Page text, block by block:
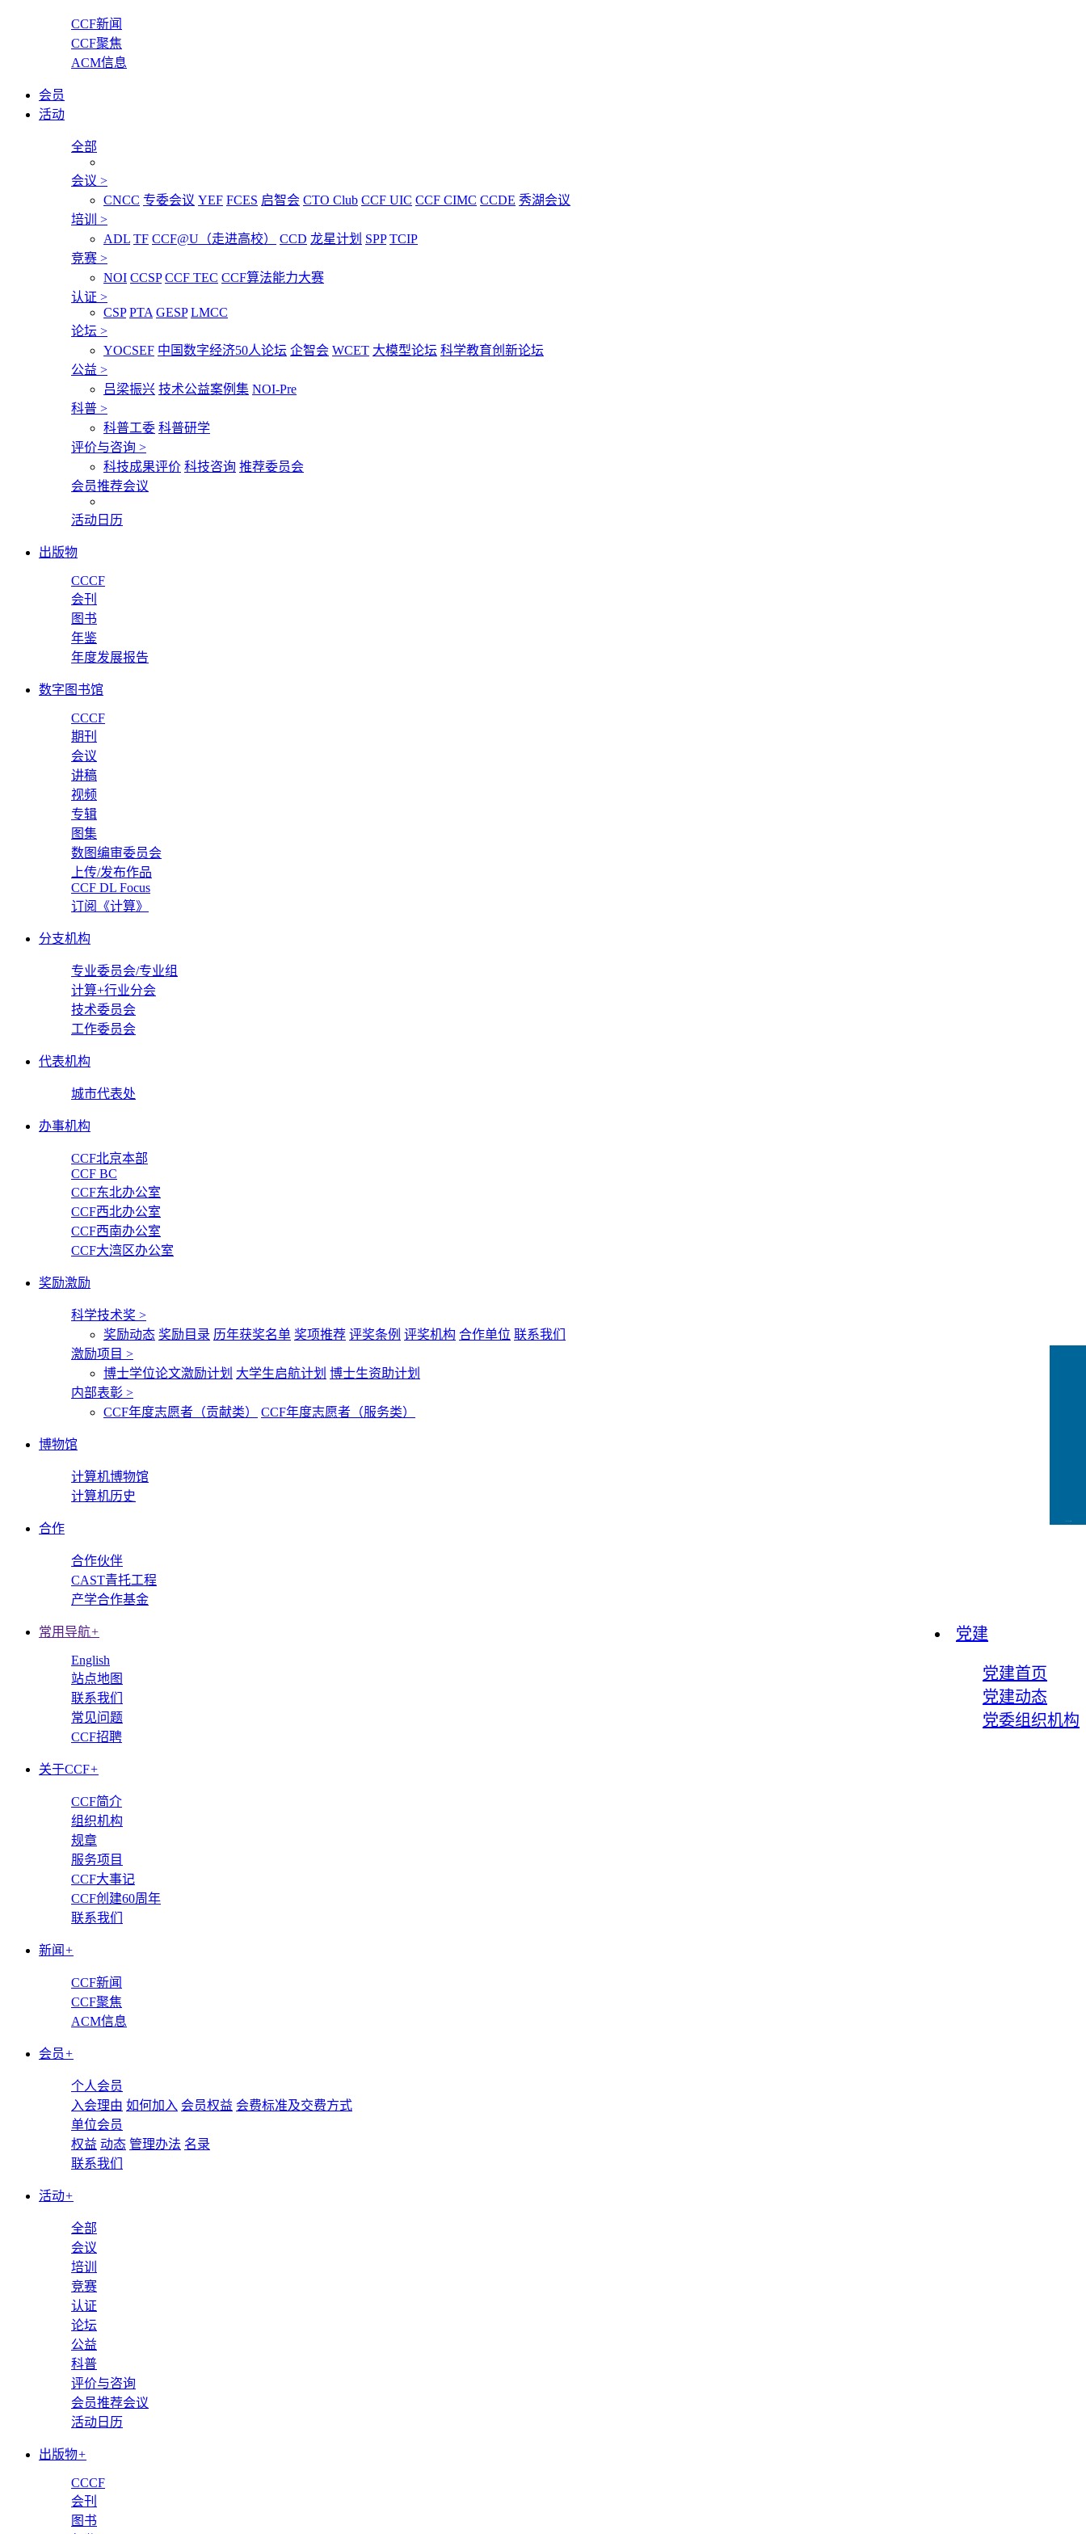
CCF新闻
CCF聚焦
ACM信息
会员
活动
全部
会议 >
CNCC 专委会议 YEF FCES 启智会 CTO Club CCF UIC CCF CIMC CCDE 秀湖会议
培训 >
ADL TF CCF@U（走进高校） CCD 龙星计划 SPP TCIP
竞赛 >
NOI CCSP CCF TEC CCF算法能力大赛
认证 >
CSP PTA GESP LMCC
论坛 >
YOCSEF 中国数字经济50人论坛 企智会 WCET 大模型论坛 科学教育创新论坛
公益 >
吕梁振兴 技术公益案例集 NOI-Pre
科普 >
科普工委 科普研学
评价与咨询 >
科技成果评价 科技咨询 推荐委员会
会员推荐会议
活动日历
出版物
CCCF
会刊
图书
年鉴
年度发展报告
数字图书馆
CCCF
期刊
会议
讲稿
视频
专辑
图集
数图编审委员会
上传/发布作品
CCF DL Focus
订阅《计算》
分支机构
专业委员会/专业组
计算+行业分会
技术委员会
工作委员会
代表机构
城市代表处
办事机构
CCF北京本部
CCF BC
CCF东北办公室
CCF西北办公室
CCF西南办公室
CCF大湾区办公室
奖励激励
科学技术奖 >
奖励动态 奖励目录 历年获奖名单 奖项推荐 评奖条例 评奖机构 合作单位 联系我们
激励项目 >
博士学位论文激励计划 大学生启航计划 博士生资助计划
内部表彰 >
CCF年度志愿者（贡献类）
CCF年度志愿者（服务类）
博物馆
计算机博物馆
计算机历史
合作
合作伙伴
CAST青托工程
产学合作基金
党建
党建首页
党建动态
党委组织机构
常用导航+
English
站点地图
联系我们
常见问题
CCF招聘
关于CCF+
CCF简介
组织机构
规章
服务项目
CCF大事记
CCF创建60周年
联系我们
新闻 +
CCF新闻
CCF聚焦
ACM信息
会员+
个人会员
入会理由 如何加入 会员权益 会费标准及交费方式
单位会员
权益 动态 管理办法 名录
联系我们
活动+
全部
会议
培训
竞赛
认证
论坛
公益
科普
评价与咨询
会员推荐会议
活动日历
出版物+
CCCF
会刊
图书